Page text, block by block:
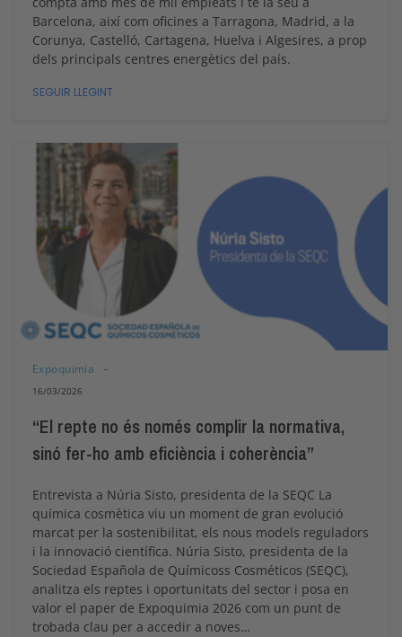
Barcelona, així com oficines a Tarragona, Madrid, a la
Corunya, Castelló, Cartagena, Huelva i Algesires, a prop
dels principals centres energètics del país.
SEGUIR LLEGINT
Expoquimia
16/03/2026
“El repte no és només complir la normativa,
sinó fer-ho amb eficiència i coherència”
Entrevista a Núria Sisto, presidenta de la SEQC La
química cosmètica viu un moment de gran evolució
marcat per la sostenibilitat, els nous models reguladors
i la innovació científica. Núria Sisto, presidenta de la
Sociedad Española de Químicoss Cosméticos (SEQC),
analitza els reptes i oportunitats del sector i posa en
valor el paper de Expoquimia 2026 com un punt de
trobada clau per a accedir a noves…